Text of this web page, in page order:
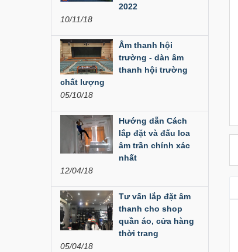
Đèn Led Moving 108
Liên hệ
Đèn Moving Beam
350W
Đèn Moving Beam 230
Plus
Liên hệ
Liên hệ
Cục đẩy công suất
2022
10/11/18
Âm thanh hội
trường - dàn âm
thanh hội trường
chất lượng
05/10/18
Hướng dẫn Cách
lắp đặt và đấu loa
âm trần chính xác
nhất
12/04/18
Tư vấn lắp đặt âm
thanh cho shop
quần áo, cửa hàng
thời trang
05/04/18